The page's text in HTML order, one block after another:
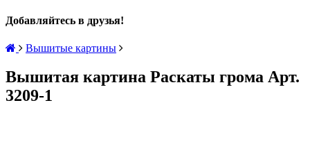
Добавляйтесь в друзья!
Вышитые картины
Вышитая картина Раскаты грома Арт.
3209-1